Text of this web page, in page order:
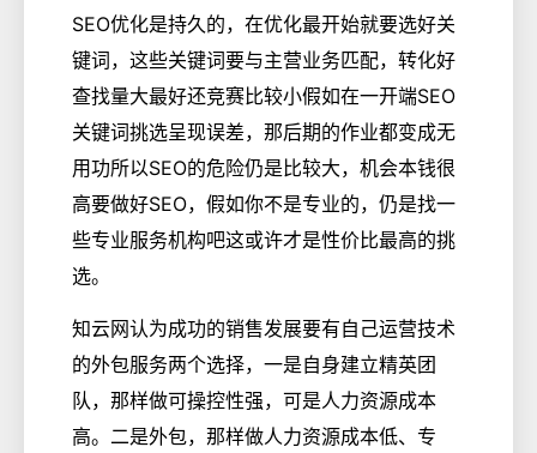
SEO优化是持久的，在优化最开始就要选好关
键词，这些关键词要与主营业务匹配，转化好
查找量大最好还竞赛比较小假如在一开端SEO
关键词挑选呈现误差，那后期的作业都变成无
用功所以SEO的危险仍是比较大，机会本钱很
高要做好SEO，假如你不是专业的，仍是找一
些专业服务机构吧这或许才是性价比最高的挑
选。
知云网认为成功的销售发展要有自己运营技术
的外包服务两个选择，一是自身建立精英团
队，那样做可操控性强，可是人力资源成本
高。二是外包，那样做人力资源成本低、专